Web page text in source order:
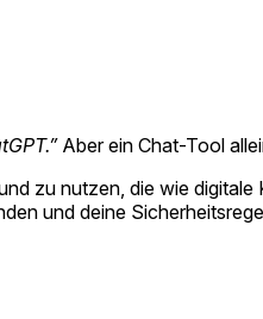
Aber ein Chat-Tool
zu nutzen, die wie
und deine